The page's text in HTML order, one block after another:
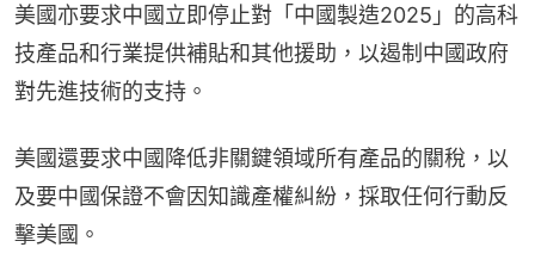
美國亦要求中國立即停止對「中國製造2025」的高科
技產品和行業提供補貼和其他援助，以遏制中國政府
對先進技術的支持。
美國還要求中國降低非關鍵領域所有產品的關稅，以
及要中國保證不會因知識產權糾紛，採取任何行動反
擊美國。